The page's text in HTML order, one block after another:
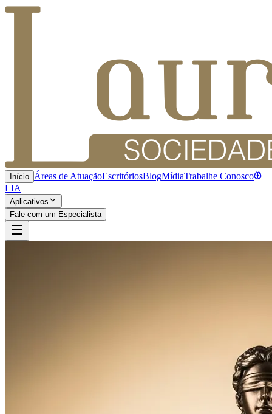
Início Áreas de AtuaçãoEscritóriosBlogMídiaTrabalhe Conosco
LIA
Aplicativos
Fale com um Especialista